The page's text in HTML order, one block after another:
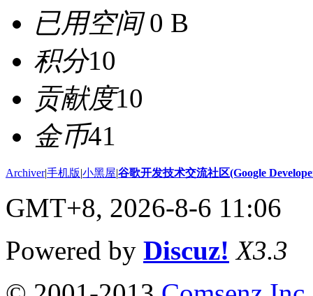
已用空间0 B
积分10
贡献度10
金币41
Archiver|手机版|小黑屋|谷歌开发技术交流社区(Google
GMT+8, 2026-8-6 11:06
Powered by Discuz! X3.3